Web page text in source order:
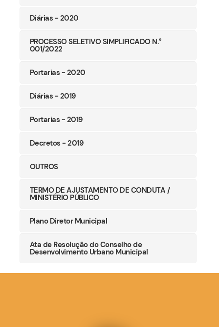
Diárias - 2020
PROCESSO SELETIVO SIMPLIFICADO N.°
001/2022
Portarias - 2020
Diárias - 2019
Portarias - 2019
Decretos - 2019
OUTROS
TERMO DE AJUSTAMENTO DE CONDUTA /
MINISTÉRIO PÚBLICO
Plano Diretor Municipal
Ata de Resolução do Conselho de
Desenvolvimento Urbano Municipal